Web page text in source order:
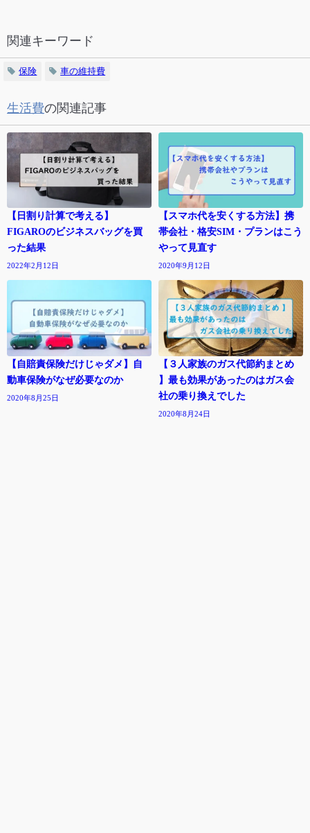
関連キーワード
保険 車の維持費
生活費の関連記事
【日割り計算で考える】
FIGAROのビジネスバッグを買
った結果
2022年2月12日
【スマホ代を安くする方法】携
帯会社・格安SIM・プランはこう
やって見直す
2020年9月12日
【自賠責保険だけじゃダメ】自
動車保険がなぜ必要なのか
2020年8月25日
【３人家族のガス代節約まとめ
】最も効果があったのはガス会
社の乗り換えでした
2020年8月24日